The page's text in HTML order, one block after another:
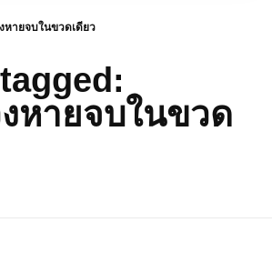
หายจบในขวดเดียว
หายจบในขวด